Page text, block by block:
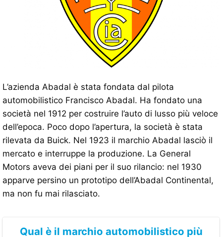
L’azienda Abadal è stata fondata dal pilota
automobilistico Francisco Abadal. Ha fondato una
società nel 1912 per costruire l’auto di lusso più veloce
dell’epoca. Poco dopo l’apertura, la società è stata
rilevata da Buick. Nel 1923 il marchio Abadal lasciò il
mercato e interruppe la produzione. La General
Motors aveva dei piani per il suo rilancio: nel 1930
apparve persino un prototipo dell’Abadal Continental,
ma non fu mai rilasciato.
Qual è il marchio automobilistico più